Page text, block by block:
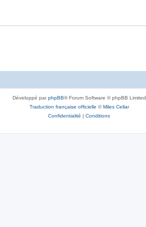
Développé parphpBB® Forum Software © phpBB Limited
Traduction française officielle ©Miles Cellar
Confidentialité | Conditions